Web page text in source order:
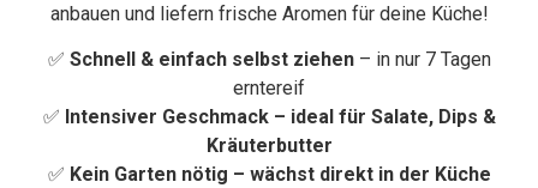
anbauen und liefern frische Aromen für deine Küche!
✅ Schnell & einfach selbst ziehen– in nur 7 Tagen
erntereif
✅ Intensiver Geschmack – ideal für Salate, Dips &
Kräuterbutter
✅ Kein Garten nötig – wächst direkt in der Küche